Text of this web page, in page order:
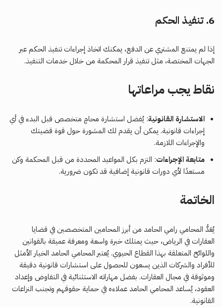
6. تنفيذ الحكم
إذا لم يمتنع المشتري عن الدفع، يمكنك اتخاذ إجراءات تنفيذ الحكم عبر
الجهات المختصة، مثل تنفيذ قرار المحكمة من خلال خدمات التنفيذ.
نقاط يجب مراعاتها
الاستشارة القانونية: يُفضل استشارة محامٍ متخصص قبل البدء في أي
إجراءات قانونية. يمكن أن يقدم لك المشورة حول قوة قضيتك
والإجراءات اللازمة.
متابعة الإجراءات: التزم بكل المواعيد المحددة من قبل المحكمة وكن
مستعدًا لأي دورات قانونية إضافية قد تكون ضرورية.
الخاتمة
يُعَدُّ المحامي رامي الحامد من أبرز المحامين المتخصصين في قضايا
العقارات في الرياض، حيث يمتلك خبرة واسعة ومعرفة عميقة بالقوانين
واللوائح المتعلقة بهذا القطاع الحيوي. يُعتبر المحامي الحامد الخيار الأمثل
للأفراد والشركات الذين يسعون للحصول على استشارات قانونية دقيقة
وموثوقة في مجال العقارات. بفضل مهاراته الاستثنائية في التفاوض وإعداد
العقود، يُساعد المحامي الحامد عملاءه في حماية حقوقهم وتجنب النزاعات
القانونية.